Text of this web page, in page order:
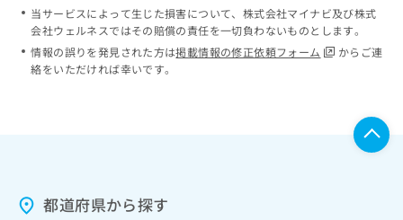
当サービスによって生じた損害について、株式会社マイナビ及び株式
会社ウェルネスではその賠償の責任を一切負わないものとします。
情報の誤りを発見された方は掲載情報の修正依頼フォーム
からご連
絡をいただければ幸いです。
都道府県から探す